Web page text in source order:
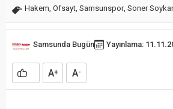
Hakem Ofsayt Samsunspor, Soner
Samsunda Bugün Yayınlama:
A+ A-